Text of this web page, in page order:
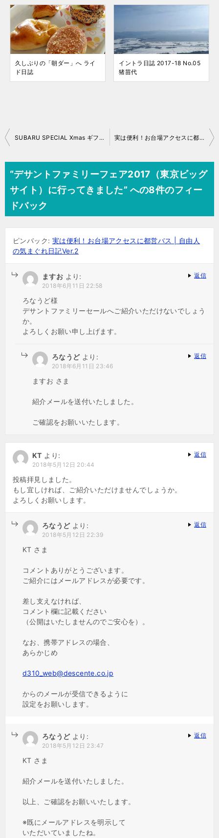
久しぶりの「朝ダー」へ ライ
ド日誌
イントラ日誌 2017-18 No.05
猪苗代
投
ナ
ビ
ゲ
ー
ョ
SUBARU SPECIAL Xmas ギフトフェア 2017 実は便利！お台場アクセスに都営バス
“デサントファミリーフェア2017（東京ビッグ
サイト）に行ってきました” への8件のフィー
ドバック
ピンバック: 実は便利！お台場アクセスに都営バス | 自由人
の気まぐれ日記Ver.2
ますお より:
2018年6月11日 22:58
ろなうど様
デサントファミリーセールへご紹介いただけないでしょう
か。
よろしくお願い申し上げます。
返信
ろなうど より:
2018年6月11日 23:46
ますお さま
紹介メールを送付いたしました。
ご確認をお願いいたします。
返信
KT より:
2018年5月12日 20:44
投稿拝見しました。
もし宜しければ、ご紹介いただけませんでしょうか。
よろしくお願いします。
返信
ろなうど より:
2018年5月12日 22:39
KT さま
コメントありがとうございます。
ご紹介にはメールアドレスが必要です。
差し支えなければ、
コメント欄に記載ください
（公開はいたしませんのでご安心を）。
なお、携帯アドレスの場合、
あらかじめ
d310_web@descente.co.jp
からのメールが受信できるように
設定をお願いします。
返信
ろなうど より:
2018年5月12日 23:47
KT さま
紹介メールを送付いたしました。
以上、ご確認をお願いいたします。
※既にメールアドレスを明示して
いただいていましたね。
返信